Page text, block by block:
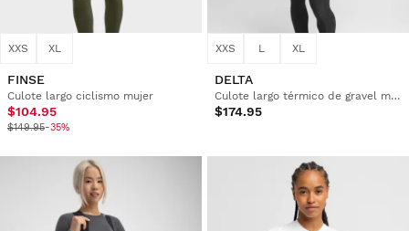
XXS XL
FINSE
Culote largo ciclismo mujer
$104.95
$149.95-35%
XXS L XL
DELTA
Culote largo térmico de gravel mujer
$174.95